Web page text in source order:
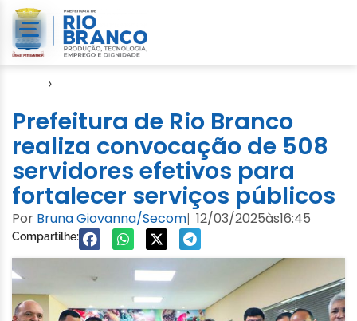
›
Prefeitura de Rio Branco
realiza convocação de 508
servidores efetivos para
fortalecer serviços públicos
Por Bruna Giovanna/Secom| 12/03/2025às16:45
Compartilhe: